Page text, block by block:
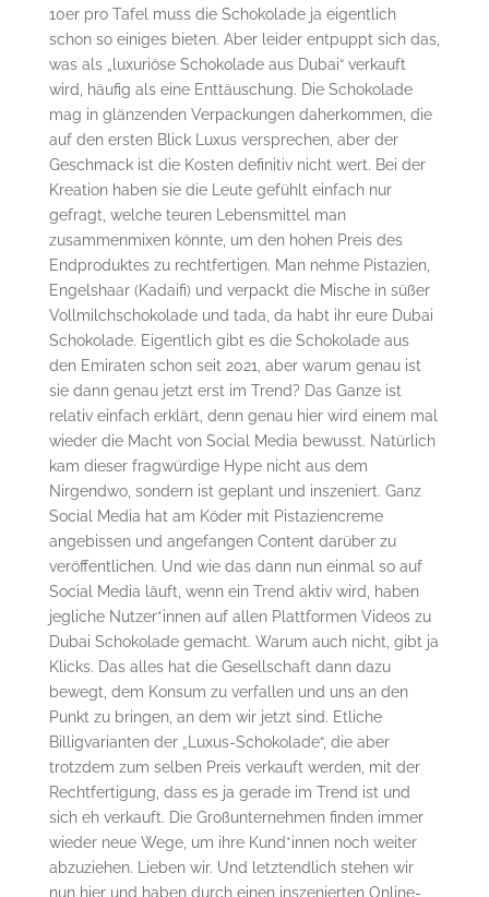
10er pro Tafel muss die Schokolade ja eigentlich
schon so einiges bieten. Aber leider entpuppt sich das,
was als „luxuriöse Schokolade aus Dubai“ verkauft
wird, häufig als eine Enttäuschung. Die Schokolade
mag in glänzenden Verpackungen daherkommen, die
auf den ersten Blick Luxus versprechen, aber der
Geschmack ist die Kosten definitiv nicht wert. Bei der
Kreation haben sie die Leute gefühlt einfach nur
gefragt, welche teuren Lebensmittel man
zusammenmixen könnte, um den hohen Preis des
Endproduktes zu rechtfertigen. Man nehme Pistazien,
Engelshaar (Kadaifi) und verpackt die Mische in süßer
Vollmilchschokolade und tada, da habt ihr eure Dubai
Schokolade. Eigentlich gibt es die Schokolade aus
den Emiraten schon seit 2021, aber warum genau ist
sie dann genau jetzt erst im Trend? Das Ganze ist
relativ einfach erklärt, denn genau hier wird einem mal
wieder die Macht von Social Media bewusst. Natürlich
kam dieser fragwürdige Hype nicht aus dem
Nirgendwo, sondern ist geplant und inszeniert. Ganz
Social Media hat am Köder mit Pistaziencreme
angebissen und angefangen Content darüber zu
veröffentlichen. Und wie das dann nun einmal so auf
Social Media läuft, wenn ein Trend aktiv wird, haben
jegliche Nutzer*innen auf allen Plattformen Videos zu
Dubai Schokolade gemacht. Warum auch nicht, gibt ja
Klicks. Das alles hat die Gesellschaft dann dazu
bewegt, dem Konsum zu verfallen und uns an den
Punkt zu bringen, an dem wir jetzt sind. Etliche
Billigvarianten der „Luxus-Schokolade“, die aber
trotzdem zum selben Preis verkauft werden, mit der
Rechtfertigung, dass es ja gerade im Trend ist und
sich eh verkauft. Die Großunternehmen finden immer
wieder neue Wege, um ihre Kund*innen noch weiter
abzuziehen. Lieben wir. Und letztendlich stehen wir
nun hier und haben durch einen inszenierten Online-